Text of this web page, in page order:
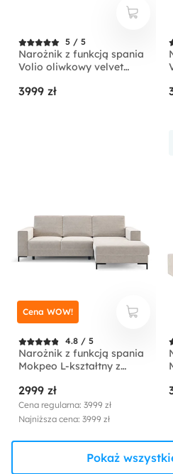
5 / 5
Narożnik z funkcją spania
Volio oliwkowy velvet
3999 zł
4.8 / 5
Narożnik z funkcją spania
Mokpeo L-kształtny z
czarnych nóżkach beżowy
sztruks prawostronny
2999 zł
Cena regularna: 3999 zł
Najniższa cena: 3999 zł
Cena WOW!
Pokaż